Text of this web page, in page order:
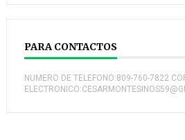
PARA CONTACTOS
NUMERO DE TELEFONO:809-760-7822